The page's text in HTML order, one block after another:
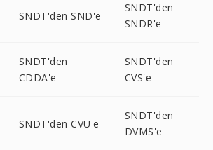
SNDT'den SND'e
SNDT'den
SNDR'e
SNDT'den
CDDA'e
SNDT'den
CVS'e
SNDT'den CVU'e
SNDT'den
DVMS'e